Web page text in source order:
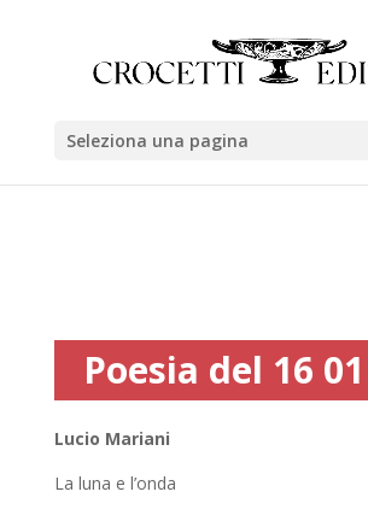
Seleziona una pagina
Poesia del 16
Lucio Mariani
La luna e l’onda